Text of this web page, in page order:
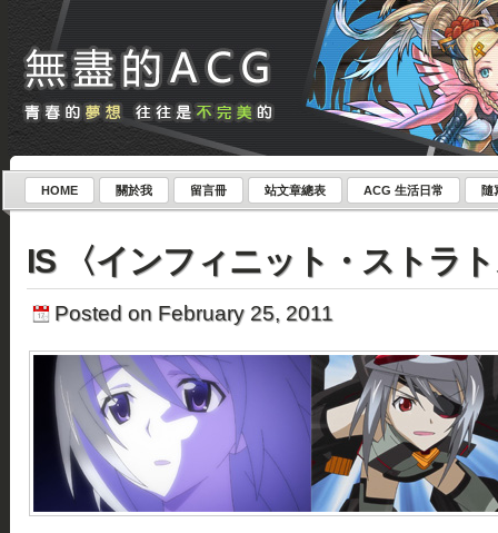
HOME 關於我 留言冊 站文章總表 ACG 生活日常 隨
IS 〈インフィニット・ストラ
Posted on February 25, 2011